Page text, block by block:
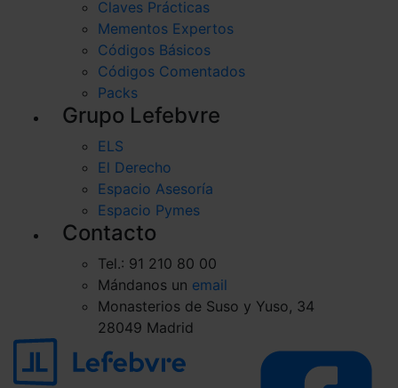
Claves Prácticas
Mementos Expertos
Códigos Básicos
Códigos Comentados
Packs
Grupo Lefebvre
ELS
El Derecho
Espacio Asesoría
Espacio Pymes
Contacto
Tel.: 91 210 80 00
Mándanos un email
Monasterios de Suso y Yuso, 34
28049 Madrid